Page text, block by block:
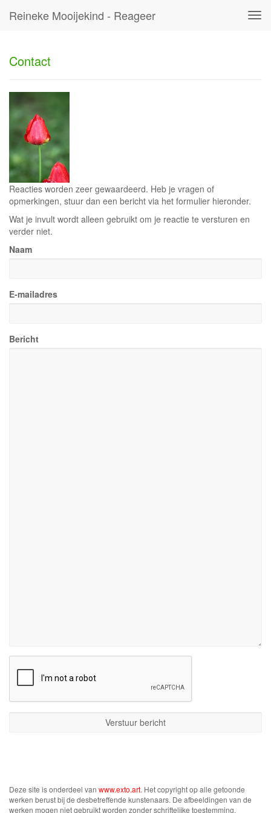
Reineke Mooijekind - Reageer
Contact
Reacties worden zeer gewaardeerd. Heb je vragen of
opmerkingen, stuur dan een bericht via het formulier hieronder.
Wat je invult wordt alleen gebruikt om je reactie te versturen en
verder niet.
Naam
E-mailadres
Bericht
Deze site is onderdeel van www.exto.art. Het copyright op alle getoonde
werken berust bij de desbetreffende kunstenaars. De afbeeldingen van de
werken mogen niet gebruikt worden zonder schriftelijke toestemming.